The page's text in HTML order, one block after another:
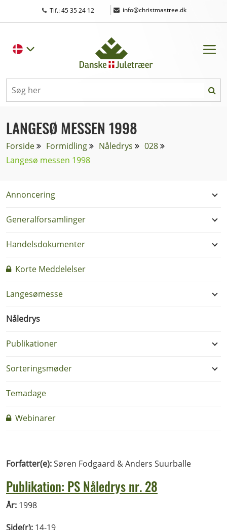
Tlf.: 45 35 24 12 | info@christmastree.dk
LANGESØ MESSEN 1998
Forside Formidling Nåledrys
028
Langesø messen 1998
Annoncering
Generalforsamlinger
Handelsdokumenter
Korte Meddelelser
Langesømesse
Nåledrys
Publikationer
Sorteringsmøder
Temadage
Webinarer
Forfatter(e):Søren Fodgaard & Anders Suurballe
Publikation: PS Nåledrys nr. 28
År: 1998
Side(r): 14-19